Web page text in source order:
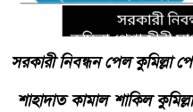
সরকারী নিবন্ধন পেল কুমিল্লা
শাহাদাত কামাল শাকিল